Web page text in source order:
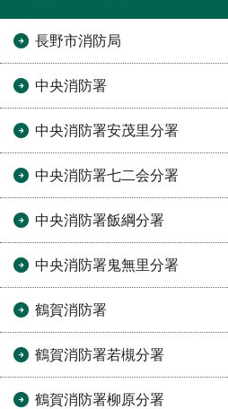
長野市消防局
中央消防署
中央消防署安茂里分署
中央消防署七二会分署
中央消防署飯綱分署
中央消防署鬼無里分署
鶴賀消防署
鶴賀消防署若槻分署
鶴賀消防署柳原分署